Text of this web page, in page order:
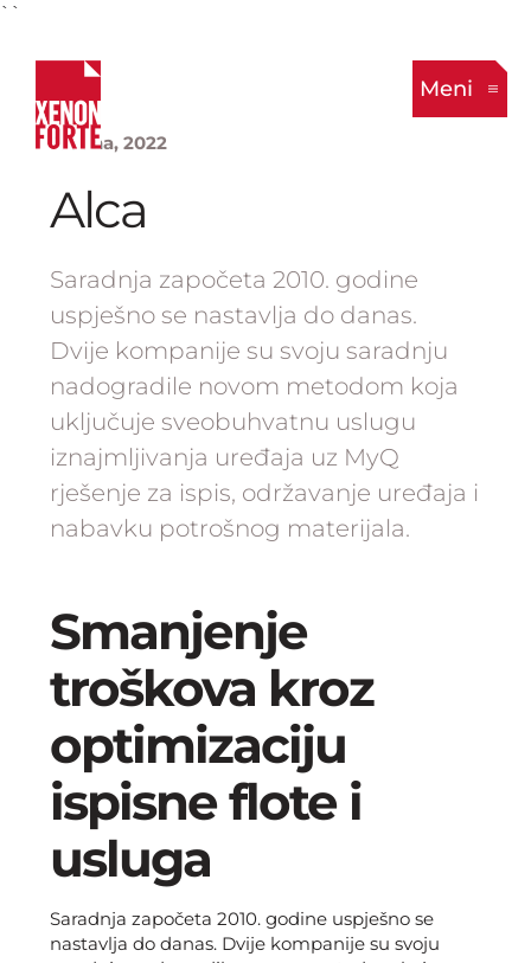
``
Meni
2. Juna, 2022
Alca
Saradnja započeta 2010. godine
uspješno se nastavlja do danas.
Dvije kompanije su svoju saradnju
nadogradile novom metodom koja
uključuje sveobuhvatnu uslugu
iznajmljivanja uređaja uz MyQ
rješenje za ispis, održavanje uređaja i
nabavku potrošnog materijala.
Smanjenje
troškova kroz
optimizaciju
ispisne flote i
usluga
Saradnja započeta 2010. godine uspješno se
nastavlja do danas. Dvije kompanije su svoju